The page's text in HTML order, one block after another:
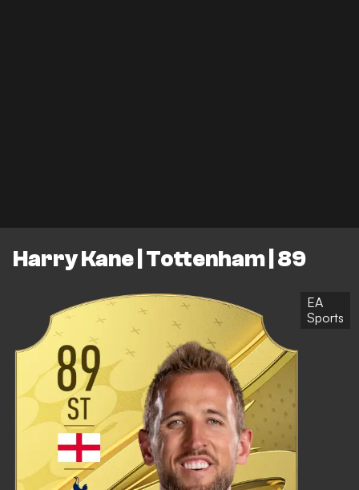
Harry Kane | Tottenham | 89
EA
Sports